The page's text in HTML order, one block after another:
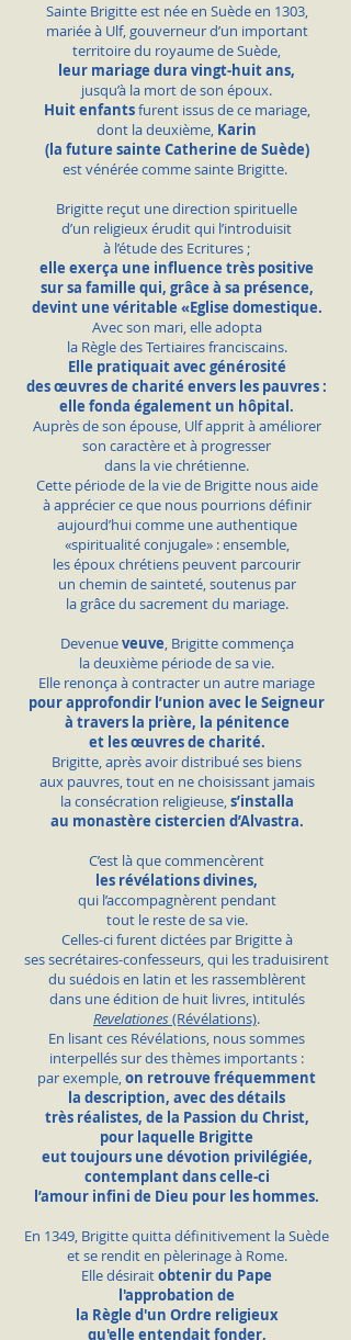
Sainte Brigitte est née en Suède en 1303,
mariée à Ulf,gouverneur d’un important
territoiredu royaume de Suède,
leur mariage dura vingt-huit ans,
jusqu’à la mort de son époux.
Huit enfantsfurent issus de ce mariage,
dont la deuxième, Karin
(la future sainte Catherine de Suède)
est vénérée comme sainte Brigitte.
Brigitte reçut une direction spirituelle
d’un religieux érudit qui l’introduisit
à l’étude des Ecritures ;
elle exerça une influence très positive
sur sa famille qui, grâce à sa présence,
devint une véritable «Eglise domestique.
Avec son mari, elle adopta
la Règle des Tertiaires franciscains.
Elle pratiquait avec générosité
des œuvres de charité envers les pauvres :
elle fonda également un hôpital.
Auprès de son épouse, Ulf apprit à améliorer
son caractère et à progresser
dans la vie chrétienne.
Cette période de la vie de Brigitte nous aide
à apprécier ce que nous pourrions définir
aujourd’hui comme une authentique
«spiritualité conjugale» : ensemble,
les époux chrétiens peuvent parcourir
un chemin de sainteté, soutenus par
la grâce du sacrement du mariage.
Devenueveuve, Brigitte commença
la deuxième période de sa vie.
Elle renonça à contracter un autre mariage
pour approfondir l’union avec le Seigneur
à travers la prière, la pénitence
et les œuvres de charité.
Brigitte, après avoir distribué ses biens
aux pauvres, tout en ne choisissant jamais
la consécration religieuse,s’installa
au monastère cistercien d’Alvastra.
C’est là que commencèrent
les révélations divines,
qui l’accompagnèrent pendant
tout le reste de sa vie.
Celles-ci furent dictées par Brigitte à
ses secrétaires-confesseurs, qui les traduisirent
du suédois en latin et les rassemblèrent
dans une édition de huit livres, intitulés
Revelationes(Révélations).
En lisant ces Révélations, nous sommes
interpellés sur des thèmes importants :
par exemple,on retrouve fréquemment
la description, avec des détails
très réalistes, de la Passion du Christ,
pour laquelle Brigitte
eut toujours une dévotion privilégiée,
contemplant dans celle-ci
l’amour infini de Dieu pour les hommes.
En 1349, Brigitte quitta définitivement la Suède
et se rendit en pèlerinage à Rome.
Elle désiraitobtenir du Pape
l'approbation de
la Règle d'un Ordre religieux
qu'elle entendait fonder,